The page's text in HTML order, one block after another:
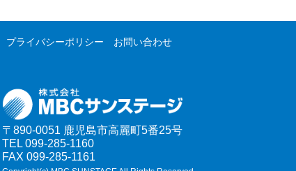
プライバシーポリシー
お問い合わせ
〒890-0051 鹿児島市高麗町5番25号
TEL 099-285-1160
FAX 099-285-1161